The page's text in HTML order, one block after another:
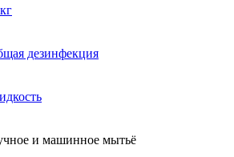
дезинфекция
и машинное мытьё